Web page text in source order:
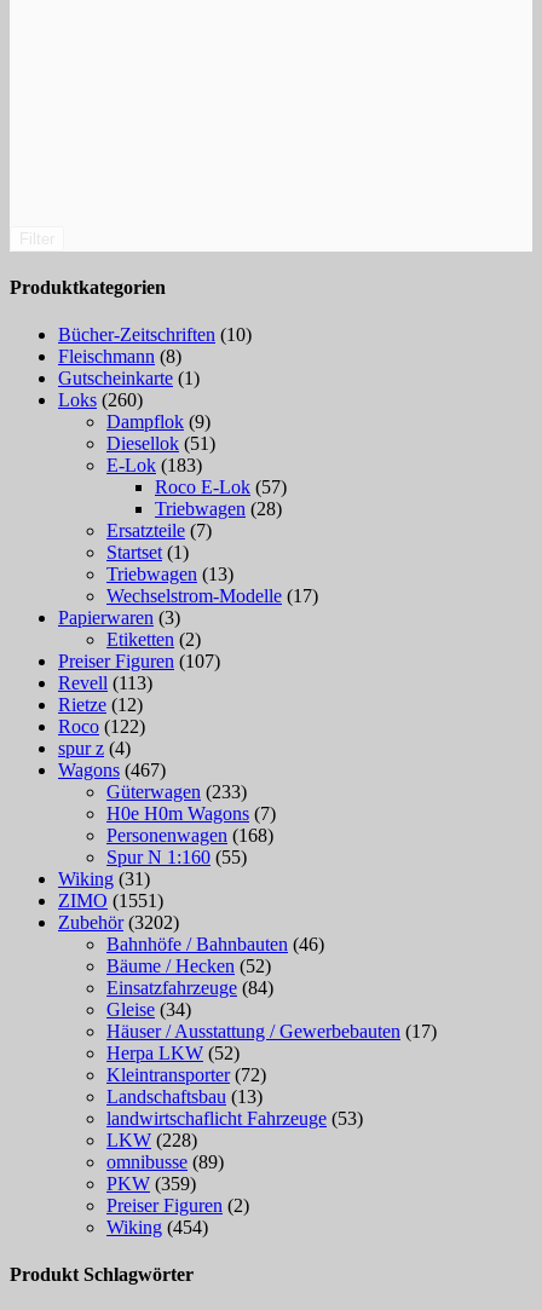
Produktkategorien
Bücher-Zeitschriften (10)
Fleischmann (8)
Gutscheinkarte (1)
Loks (260)
Dampflok (9)
Diesellok (51)
E-Lok (183)
Roco E-Lok (57)
Triebwagen (28)
Ersatzteile (7)
Startset (1)
Triebwagen (13)
Wechselstrom-Modelle (17)
Papierwaren (3)
Etiketten (2)
Preiser Figuren (107)
Revell (113)
Rietze (12)
Roco (122)
spur z (4)
Wagons (467)
Güterwagen (233)
H0e H0m Wagons (7)
Personenwagen (168)
Spur N 1:160 (55)
Wiking (31)
ZIMO (1551)
Zubehör (3202)
Bahnhöfe / Bahnbauten (46)
Bäume / Hecken (52)
Einsatzfahrzeuge (84)
Gleise (34)
Häuser / Ausstattung / Gewerbebauten (17)
Herpa LKW (52)
Kleintransporter (72)
Landschaftsbau (13)
landwirtschaflicht Fahrzeuge (53)
LKW (228)
omnibusse (89)
PKW (359)
Preiser Figuren (2)
Wiking (454)
Produkt Schlagwörter